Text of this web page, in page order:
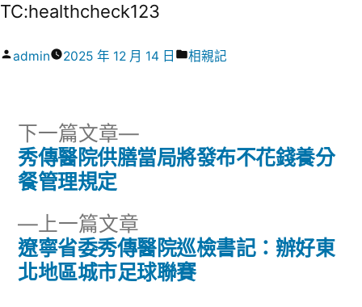
TC:healthcheck123
作
admin 2025 年 12 月 14 日
分
相親記
文
導
覽
上一篇文章
一
篇
遼寧省委秀傳醫院巡檢書記：辦好東
北地區城市足球聯賽
下一篇文章
下
一
秀傳醫院供膳當局將發布不花錢養分
餐管理規定